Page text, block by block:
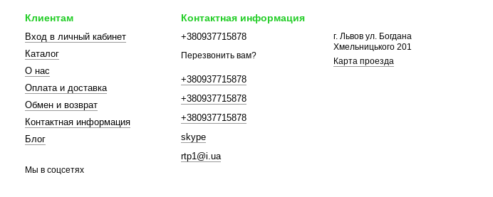
Клиентам
Вход в личный кабинет
Каталог
О нас
Оплата и доставка
Обмен и возврат
Контактная информация
Блог
Мы в соцсетях
Контактная информация
+380937715878
Перезвонить вам?
+380937715878
+380937715878
+380937715878
skype
rtp1@i.ua
г. Львов ул. Богдана
Хмельницького 201
Карта проезда